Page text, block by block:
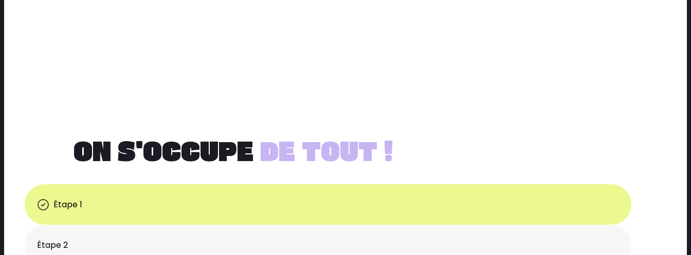
ON S'OCCUPE DE TOUT !
Étape 1
Étape 2